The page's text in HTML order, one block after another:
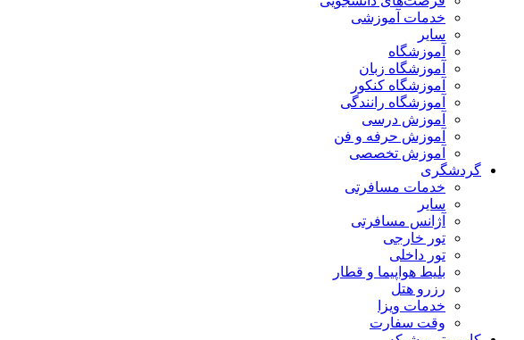
خدمات آموزشی
سایر
آموزشگاه
آموزشگاه زبان
آموزشگاه کنکور
آموزشگاه رانندگی
آموزش درسی
آموزش حرفه و فن
آموزش تخصصی
گردشگری
خدمات مسافرتی
سایر
آژانس مسافرتی
تور خارجی
تور داخلی
بلیط هواپیما و قطار
رزرو هتل
خدمات ویزا
وقت سفارت